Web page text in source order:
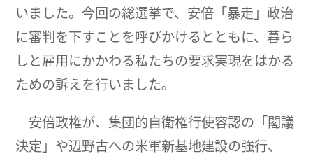
いました。今回の総選挙で、安倍「暴走」政治
に審判を下すことを呼びかけるとともに、暮ら
しと雇用にかかわる私たちの要求実現をはかる
ための訴えを行いました。
安倍政権が、集団的自衛権行使容認の「閣議
決定」や辺野古への米軍新基地建設の強行、